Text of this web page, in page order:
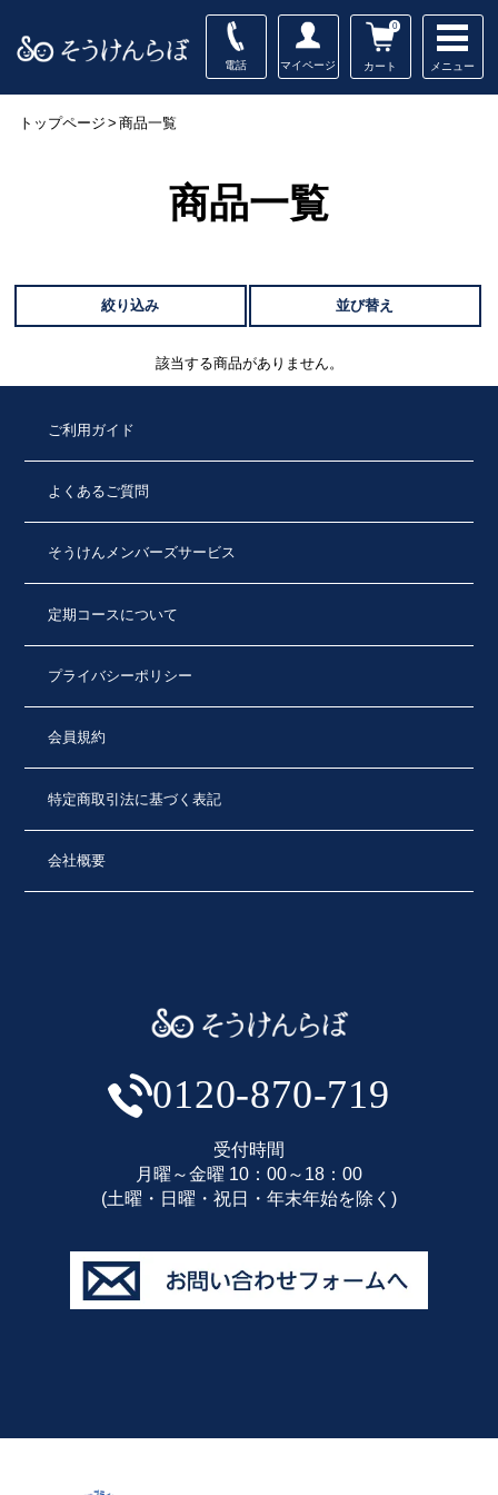
電話 マイページ カート
0
メニュー
トップページ > 商品一覧
商品一覧
絞り込み 並び替え
該当する商品がありません。
ご利用ガイド
よくあるご質問
そうけんメンバーズサービス
定期コースについて
プライバシーポリシー
会員規約
特定商取引法に基づく表記
会社概要
0120-870-719
受付時間
月曜～金曜 10：00～18：00
(土曜・日曜・祝日・年末年始を除く)